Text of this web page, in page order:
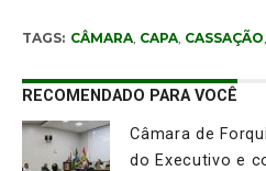
TAGS: CÂMARA, CAPA, CASSAÇÃO
RECOMENDADO PARA VOCÊ
Câmara de
do Executivo e